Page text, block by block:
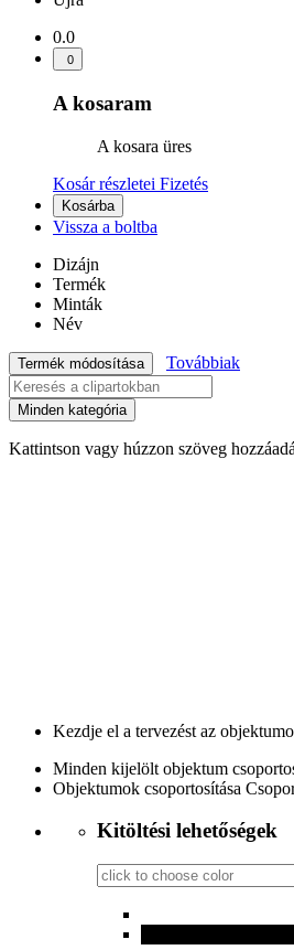
0.0
0
A kosaram
A kosara üres
Kosár részletei Fizetés
Kosárba
Vissza a boltba
Dizájn
Termék
Minták
Név
Termék módosítása Továbbiak
Minden kategória
Kattintson vagy húzzon szöveg
Kezdje el a tervezést az
Minden kijelölt objektum
Objektumok csoportosítása
Kitöltési lehetőségek